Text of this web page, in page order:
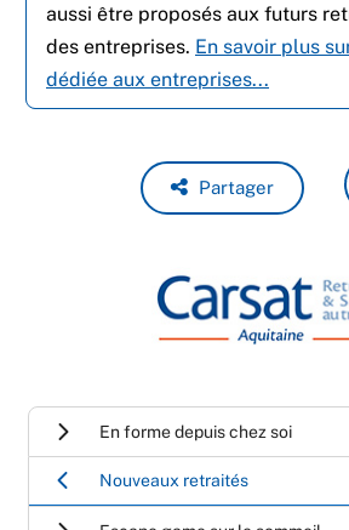
aussi être proposés aux futurs
des entreprises. En savoir plus
dédiée aux entreprises...
Partager
En forme depuis chez soi
Nouveaux retraités